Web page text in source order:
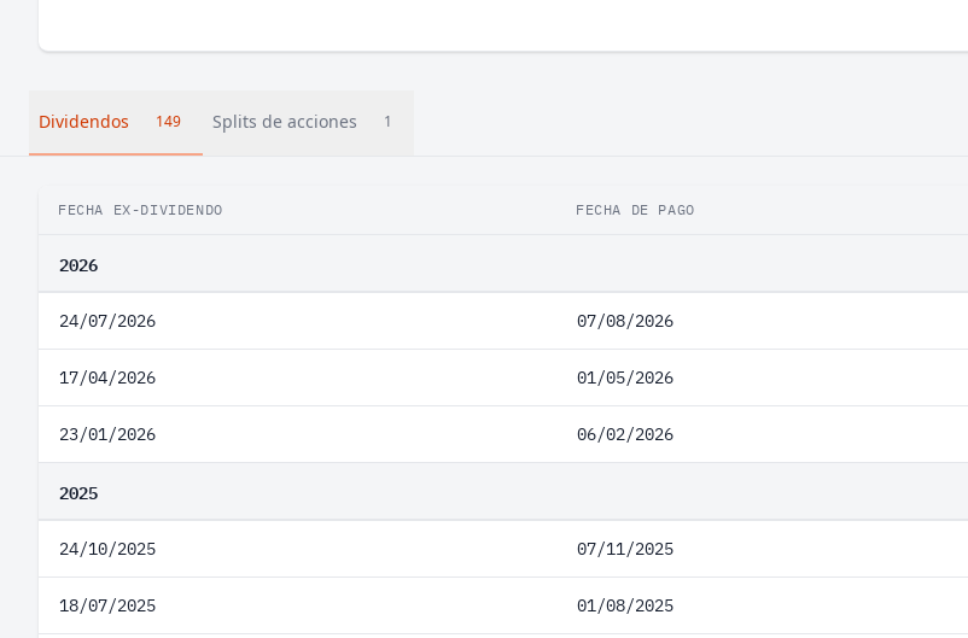
Dividendos 149 Splits de acciones 1
FECHA EX-DIVIDENDO FECHA DE PAGO
2026
24/07/2026 07/08/2026
17/04/2026 01/05/2026
23/01/2026 06/02/2026
2025
24/10/2025 07/11/2025
18/07/2025 01/08/2025